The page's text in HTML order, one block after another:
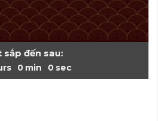
sắp đến sau:
0 min 0 sec